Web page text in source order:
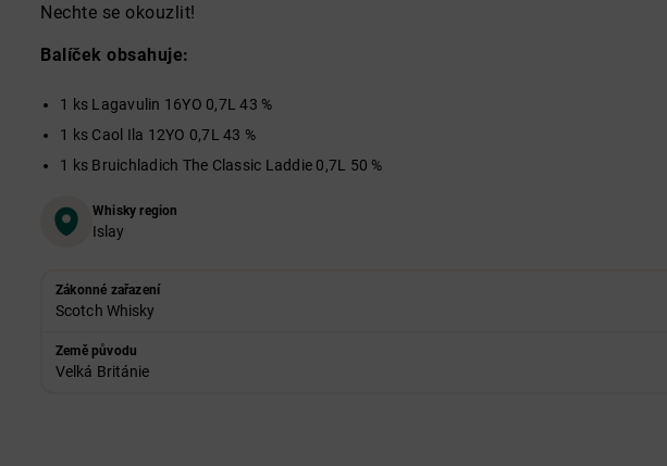
Nechte se okouzlit!
Balíček obsahuje:
1 ks Lagavulin 16YO 0,7L 43 %
1 ks Caol Ila 12YO 0,7L 43 %
1 ks Bruichladich The Classic Laddie 0,7L 50 %
Whisky region
Islay
Zákonné zařazení
Scotch Whisky
Země původu
Velká Británie